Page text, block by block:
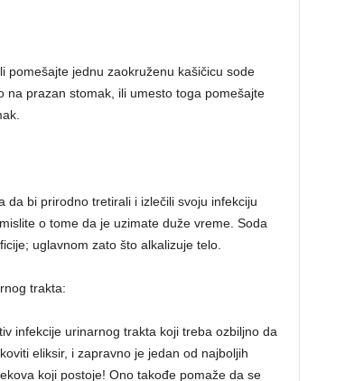
pomešajte jednu zaokruženu kašičicu sode
na prazan stomak, ili umesto toga pomešajte
bi prirodno tretirali i izlečili svoju infekciju
o tome da je uzimate duže vreme. Soda
uglavnom zato što alkalizuje telo.
trakta:
infekcije urinarnog trakta koji treba ozbiljno da
eliksir, i zapravno je jedan od najboljih
koji postoje! Ono takođe pomaže da se